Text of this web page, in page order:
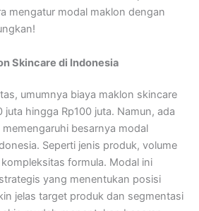
mengatur modal maklon dengan
Skincare di Indonesia
umumnya biaya maklon skincare
juta hingga Rp100 juta. Namun, ada
besarnya modal
Seperti jenis produk, volume
formula. Modal ini
yang menentukan posisi
jelas target produk dan segmentasi